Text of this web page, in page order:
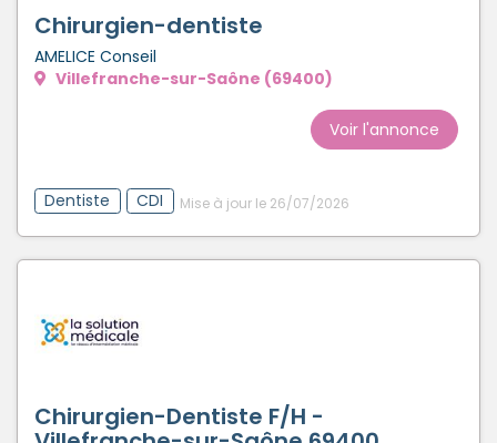
Chirurgien-dentiste
AMELICE Conseil
Villefranche-sur-Saône (69400)
Voir l'annonce
Dentiste CDI Mise à jour le 26/07/2026
Chirurgien-Dentiste F/H -